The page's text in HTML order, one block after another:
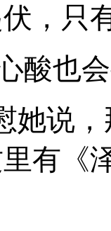
，只
酸也
她说
有《